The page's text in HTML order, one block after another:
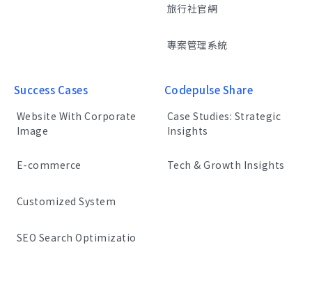
旅行社官網
專案管理系統
Success Cases
Website With Corporate
Image
E-commerce
Customized System
SEO Search Optimizatio
Codepulse Share
Case Studies: Strategic
Insights
Tech & Growth Insights